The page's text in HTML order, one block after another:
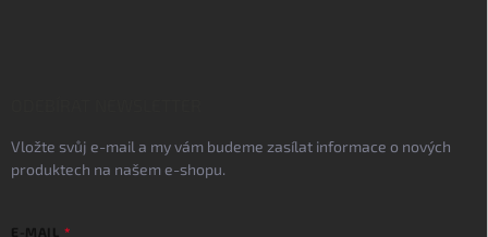
Vložte svůj e-mail a my vám budeme zasílat informace o nových
produktech na našem e-shopu.
E-MAIL